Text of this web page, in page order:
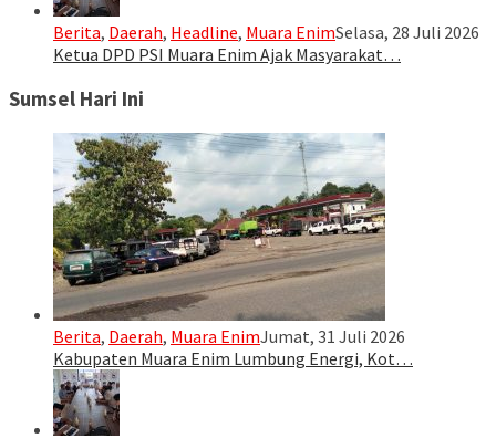
Berita, Daerah, Headline, Muara EnimSelasa, 28 Juli 2026
Ketua DPD PSI Muara Enim Ajak Masyarakat…
Sumsel Hari Ini
Berita, Daerah, Muara EnimJumat, 31 Juli 2026
Kabupaten Muara Enim Lumbung Energi, Kot…